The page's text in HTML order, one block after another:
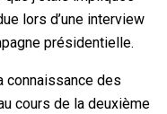
lors d’une interview
présidentielle.
connaissance des
cours de la deuxième